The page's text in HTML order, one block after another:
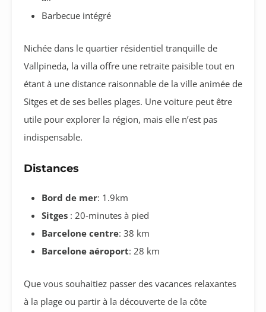
Barbecue intégré
Nichée dans le quartier résidentiel tranquille de
Vallpineda, la villa offre une retraite paisible tout en
étant à une distance raisonnable de la ville animée de
Sitges et de ses belles plages. Une voiture peut être
utile pour explorer la région, mais elle n’est pas
indispensable.
Distances
Bord de mer: 1.9km
Sitges : 20-minutes à pied
Barcelone centre: 38 km
Barcelone aéroport: 28 km
Que vous souhaitiez passer des vacances relaxantes
à la plage ou partir à la découverte de la côte